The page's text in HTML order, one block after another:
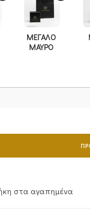
ΜΕΓΑΛΟ
ΜΑΥΡΟ
στα αγαπημένα